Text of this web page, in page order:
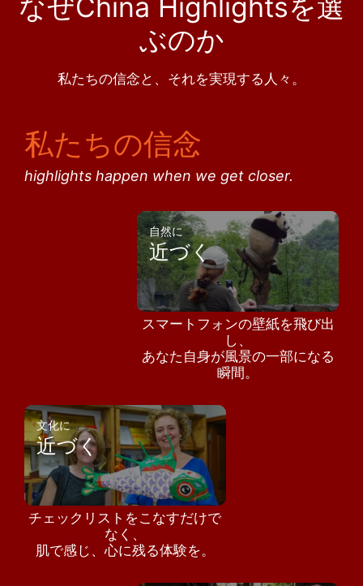
ぶのか
私たちの信念と、それを実現する人々。
私たちの信念
highlights happen when we get closer.
自然に
近づく
スマートフォンの壁紙を飛び出
し、
あなた自身が風景の一部になる
瞬間。
文化に
近づく
チェックリストをこなすだけで
なく、
肌で感じ、心に残る体験を。